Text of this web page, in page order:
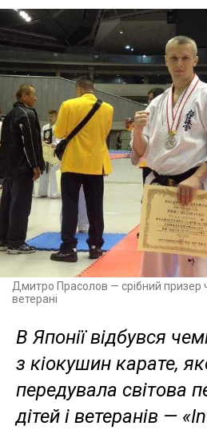
Дмитро Прасолов — срібний призер
ветерані
В Японії відбувся
з кіокушин карате,
передувала світова
дітей і ветеранів —